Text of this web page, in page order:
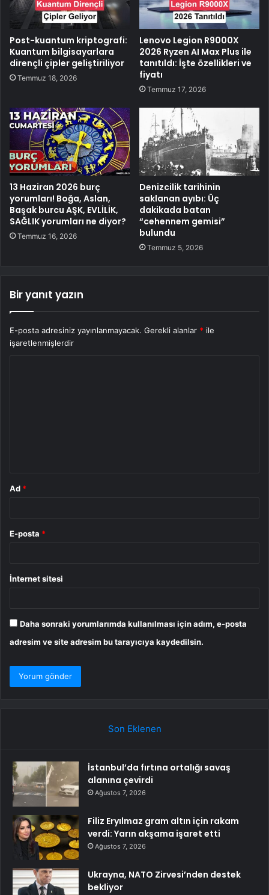
Post-kuantum kriptografi:
Kuantum bilgisayarlara
dirençli çipler geliştiriliyor
Temmuz 18, 2026
Lenovo Legion R9000X
2026 Ryzen AI Max Plus ile
tanıtıldı: İşte özellikleri ve
fiyatı
Temmuz 17, 2026
13 Haziran 2026 burç
yorumları! Boğa, Aslan,
Başak burcu AŞK, EVLİLİK,
SAĞLIK yorumları ne diyor?
Temmuz 16, 2026
Denizcilik tarihinin
saklanan ayıbı: Üç
dakikada batan
“cehennem gemisi”
bulundu
Temmuz 5, 2026
Bir yanıt yazın
E-posta adresiniz yayınlanmayacak. Gerekli alanlar * ile
işaretlenmişlerdir
Ad *
E-posta *
İnternet sitesi
Daha sonraki yorumlarımda kullanılması için adım, e-posta
adresim ve site adresim bu tarayıcıya kaydedilsin.
Son Eklenen
İstanbul’da fırtına ortalığı savaş
alanına çevirdi
Ağustos 7, 2026
Filiz Eryılmaz gram altın için rakam
verdi: Yarın akşama işaret etti
Ağustos 7, 2026
Ukrayna, NATO Zirvesi’nden destek
bekliyor